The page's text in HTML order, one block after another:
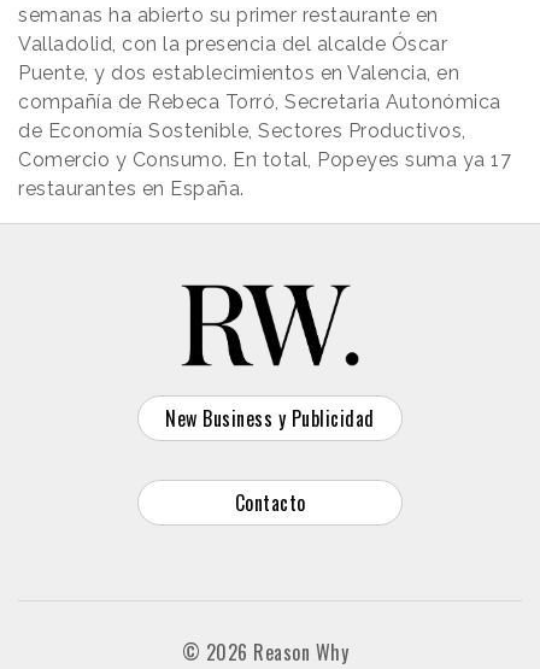
semanas ha abierto su primer restaurante en
Valladolid, con la presencia del alcalde Óscar
Puente, y dos establecimientos en Valencia, en
compañía de Rebeca Torró, Secretaria Autonómica
de Economía Sostenible, Sectores Productivos,
Comercio y Consumo. En total, Popeyes suma ya 17
restaurantes en España.
New Business y Publicidad
Contacto
© 2026 Reason Why